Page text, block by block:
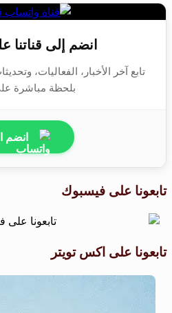
انضم إلى قناتنا
تابع آخر الأخبار، الفعاليات،
بلحظة مباشرة
انضم
تابعونا على فيسبوك
تابعونا على اكس تويتر